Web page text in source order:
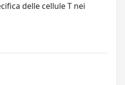
delle cellule T nei